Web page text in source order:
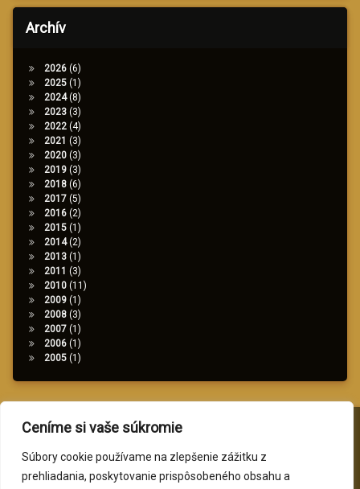
Ceníme si vaše súkromie
Súbory cookie používame na zlepšenie zážitku z
prehliadania, poskytovanie prispôsobeného obsahu a
Archív
2026(6)
2025(1)
2024(8)
2023(3)
2022(4)
2021 (3)
2020(3)
2019(3)
2018(6)
2017(5)
2016(2)
2015(1)
2014(2)
2013(1)
2011 (3)
2010(11)
2009(1)
2008(3)
2007(1)
2006(1)
2005(1)
Tel:
+421 2 482 069 12